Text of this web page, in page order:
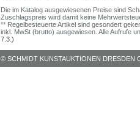
Die im Katalog ausgewiesenen Preise sind
Zuschlagspreis wird damit keine
** Regelbesteuerte Artikel sind gesondert
inkl. MwSt (brutto) ausgewiesen. Alle Aufrufe
7.3.)
© SCHMIDT KUNSTAUKTIONEN DRESDEN